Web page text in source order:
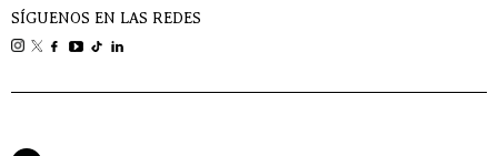
SÍGUENOS EN LAS REDES